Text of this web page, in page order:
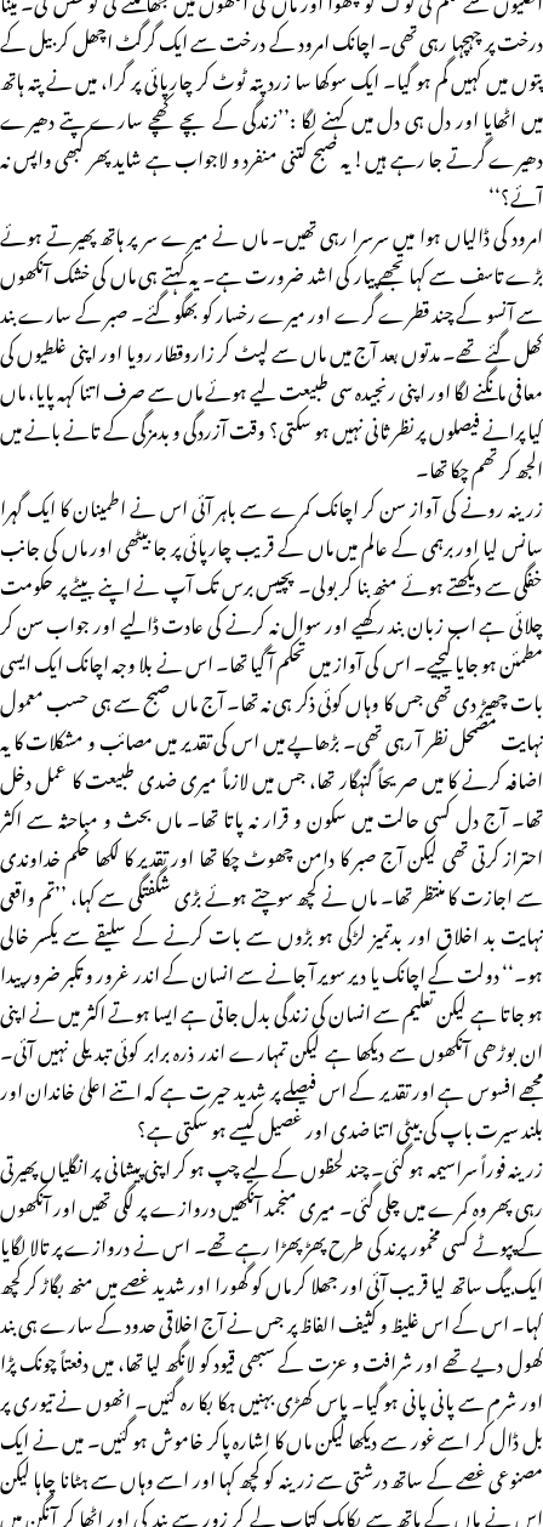
درخت پر چہچہا رہی تھی۔ اچانک امرود کے درخت سے ایک گرگٹ اچھل کر بیل کے
پتوں میں کہیں گم ہو گیا۔ ایک سوکھا سا زرد پتہ ٹوٹ کر چارپائی پر گرا، میں نے پتہ ہاتھ
میں اٹھایا اور دل ہی دل میں کہنے لگا :’’زندگی کے بچے کھچے سارے پتے دھیرے
دھیرے گرتے جا رہے ہیں! یہ صبح کتنی منفرد و لاجواب ہے شاید پھر کبھی واپس نہ
آئے؟‘‘
امرود کی ڈالیاں ہوا میں سرسرا رہی تھیں۔ ماں نے میرے سر پر ہاتھ پھیرتے ہوئے
بڑے تاسف سے کہا تجھے پیار کی اشد ضرورت ہے۔ یہ کہتے ہی ماں کی خشک آنکھوں
سے آنسو کے چند قطرے گرے اور میرے رخسار کو بھگو گئے۔ صبر کے سارے بند
کھل گئے تھے۔ مدتوں بعد آج میں ماں سے لپٹ کر زاروقطار رویا اور اپنی غلطیوں کی
معافی مانگنے لگا اور اپنی رنجیدہ سی طبیعت لیے ہوئے ماں سے صرف اتنا کہہ پایا، ماں
کیا پرانے فیصلوں پر نظر ثانی نہیں ہو سکتی؟ وقت آزردگی و بدمزگی کے تانے بانے میں
الجھ کر تھم چکا تھا۔
زرینہ رونے کی آواز سن کر اچانک کمرے سے باہر آئی اس نے اطمینان کا ایک گہرا
سانس لیا اور برہمی کے عالم میں ماں کے قریب چارپائی پر جا بیٹھی اور ماں کی جانب
خفگی سے دیکھتے ہوئے منھ بنا کر بولی۔ پچیس برس تک آپ نے اپنے بیٹے پر حکومت
چلائی ہے اب زبان بند رکھیے اور سوال نہ کرنے کی عادت ڈالیے اور جواب سن کر
مطمئن ہو جایا کیجیے۔ اس کی آواز میں تحکم آ گیا تھا۔ اس نے بلا وجہ اچانک ایک ایسی
بات چھیڑ دی تھی جس کا وہاں کوئی ذکر ہی نہ تھا۔ آج ماں صبح سے ہی حسب معمول
نہایت مضمحل نظر آ رہی تھی۔ بڑھاپے میں اس کی تقدیر میں مصائب و مشکلات کا یہ
اضافہ کرنے کا میں صریحاً گنہگار تھا، جس میں لازماً میری ضدی طبیعت کا عمل دخل
تھا۔ آج دل کسی حالت میں سکون و قرار نہ پاتا تھا۔ ماں بحث و مباحثہ سے اکثر
احتراز کرتی تھی لیکن آج صبر کا دامن چھوٹ چکا تھا اور تقدیر کا لکھا حکم خداوندی
سے اجازت کا منتظر تھا۔ ماں نے کچھ سوچتے ہوئے بڑی شگفتگی سے کہا، ’’تم واقعی
نہایت بد اخلاق اور بدتمیز لڑکی ہو بڑوں سے بات کرنے کے سلیقے سے یکسر خالی
ہو۔‘‘ دولت کے اچانک یا دیر سویر آ جانے سے انسان کے اندر غرور و تکبر ضرور پیدا
ہو جاتا ہے لیکن تعلیم سے انسان کی زندگی بدل جاتی ہے ایسا ہوتے اکثر میں نے اپنی
ان بوڑھی آنکھوں سے دیکھا ہے لیکن تمہارے اندر ذرہ برابر کوئی تبدیلی نہیں آئی۔
مجھے افسوس ہے اور تقدیر کے اس فیصلے پر شدید حیرت ہے کہ اتنے اعلیٰ خاندان اور
بلند سیرت باپ کی بیٹی اتنا ضدی اور غصیل کیسے ہو سکتی ہے؟
زرینہ فوراً سراسیمہ ہو گئی۔ چند لحظوں کے لیے چپ ہو کر اپنی پیشانی پر انگلیاں پھیرتی
رہی پھر وہ کمرے میں چلی گئی۔ میری منجمد آنکھیں دروازے پر لگی تھیں اور آنکھوں
کے پپوٹے کسی مخمور پرند کی طرح پھڑپھڑا رہے تھے۔ اس نے دروازے پر تالا لگایا
ایک بیگ ساتھ لیا قریب آئی اور جھلا کر ماں کو گھورا اور شدید غصے میں منھ بگاڑ کر کچھ
کہا۔ اس کے اس غلیظ و کثیف الفاظ پر جس نے آج اخلاقی حدود کے سارے ہی بند
کھول دیے تھے اور شرافت و عزت کے سبھی قیود کو لانگھ لیا تھا، میں دفعتاً چونک پڑا
اور شرم سے پانی پانی ہو گیا۔ پاس کھڑی بہنیں ہکا بکا رہ گئیں۔ انھوں نے تیوری پر
بل ڈال کر اسے غور سے دیکھا لیکن ماں کا اشارہ پاکر خاموش ہو گئیں۔ میں نے ایک
مصنوعی غصے کے ساتھ درشتی سے زرینہ کو کچھ کہا اور اسے وہاں سے ہٹانا چاہا لیکن
اس نے ماں کے ہاتھ سے یکایک کتاب لے کر زور سے بند کی اور اٹھا کر آنگن میں